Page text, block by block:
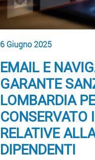
6 Giugno 2025
EMAIL E
GARANTE
LOMBARDIA
CONSERVATO
RELATIVE
DIPENDENTI